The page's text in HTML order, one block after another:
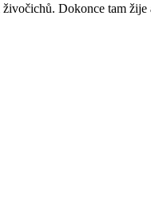
Dokonce tam